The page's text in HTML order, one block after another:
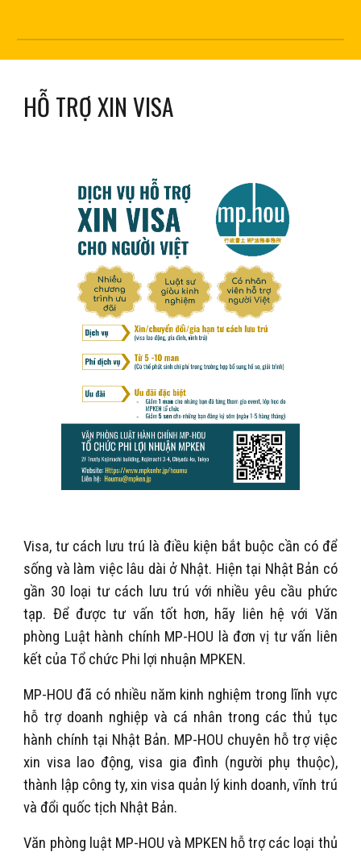
HỖ TRỢ XIN VISA
Visa, tư cách lưu trú là điều kiện bắt buộc cần có để
sống và làm việc lâu dài ở Nhật. Hiện tại Nhật Bản có
gần 30 loại tư cách lưu trú với nhiều yêu cầu phức
tạp. Để được tư vấn tốt hơn, hãy liên hệ với Văn
phòng Luật hành chính MP-HOU là đơn vị tư vấn liên
kết của Tổ chức Phi lợi nhuận MPKEN.
MP-HOU đã có nhiều năm kinh nghiệm trong lĩnh vực
hỗ trợ doanh nghiệp và cá nhân trong các thủ tục
hành chính tại Nhật Bản. MP-HOU chuyên hỗ trợ việc
xin visa lao động, visa gia đình (người phụ thuộc),
thành lập công ty, xin visa quản lý kinh doanh, vĩnh trú
và đổi quốc tịch Nhật Bản.
Văn phòng luật MP-HOU và MPKEN hỗ trợ các loại thủ